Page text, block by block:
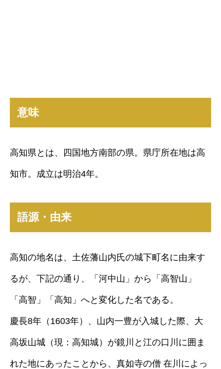
意味
高知県とは、四国地方南部の県。県庁所在地は高
知市。成立は明治4年。
語源・由来
高知の地名は、土佐藩山内氏の城下町名に由来す
るが、下記の通り、「河中山」から「高智山」
「高智」「高知」へと変化した名である。
慶長8年（1603年）、山内一豊が入城した際、大
高坂山城（現：高知城）が鏡川と江の口川に囲ま
れた地にあったことから、真如寺の僧 在川によっ